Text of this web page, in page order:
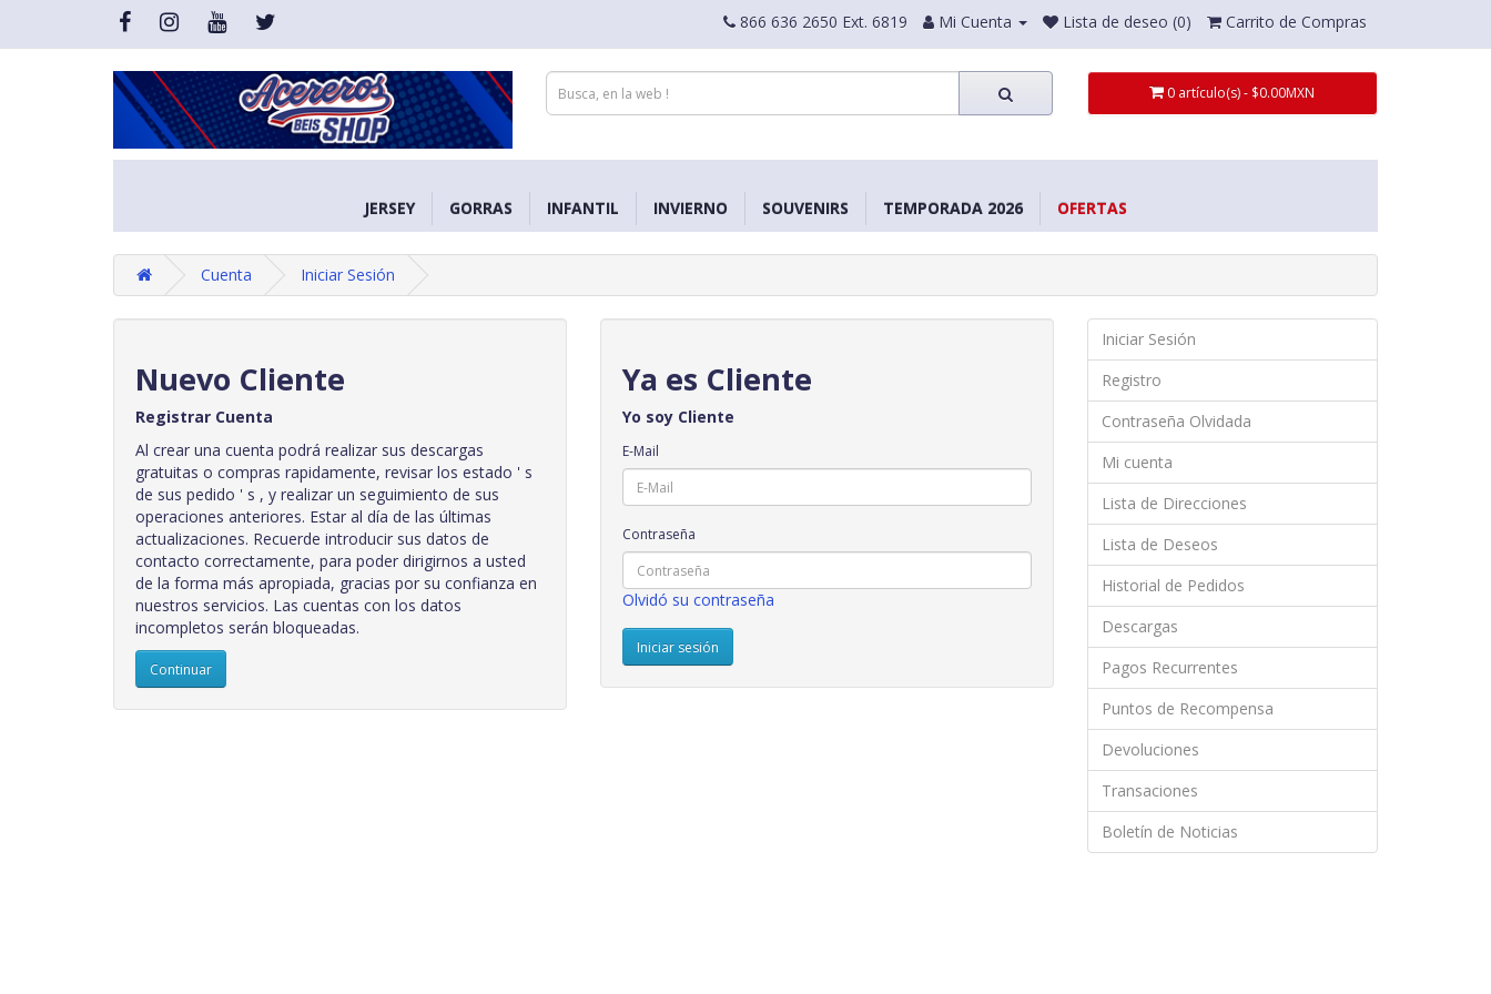
866 636 2650 Ext. 6819 Mi Cuenta Lista de deseo (0) Carrito de Compras
0 artículo(s) - $0.00MXN
JERSEY GORRAS INFANTIL INVIERNO SOUVENIRS TEMPORADA 2026 OFERTAS
Cuenta Iniciar Sesión
Nuevo Cliente
Registrar Cuenta
Al crear una cuenta podrá realizar sus descargas
gratuitas o compras rapidamente, revisar los estado ' s
de sus pedido ' s , y realizar un seguimiento de sus
operaciones anteriores. Estar al día de las últimas
actualizaciones. Recuerde introducir sus datos de
contacto correctamente, para poder dirigirnos a usted
de la forma más apropiada, gracias por su confianza en
nuestros servicios. Las cuentas con los datos
incompletos serán bloqueadas.
Continuar
Ya es Cliente
Yo soy Cliente
E-Mail
Contraseña
Olvidó su contraseña
Iniciar Sesión
Registro
Contraseña Olvidada
Mi cuenta
Lista de Direcciones
Lista de Deseos
Historial de Pedidos
Descargas
Pagos Recurrentes
Puntos de Recompensa
Devoluciones
Transaciones
Boletín de Noticias